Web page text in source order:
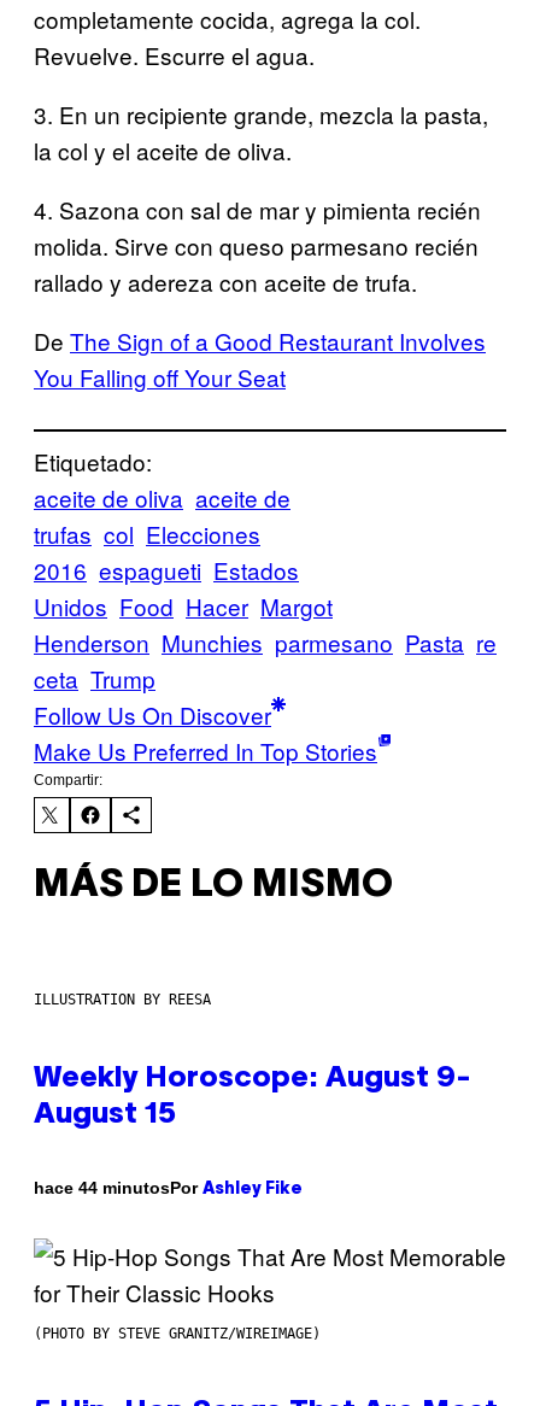
completamente cocida, agrega la col.
Revuelve. Escurre el agua.
3. En un recipiente grande, mezcla la pasta,
la col y el aceite de oliva.
4. Sazona con sal de mar y pimienta recién
molida. Sirve con queso parmesano recién
rallado y adereza con aceite de trufa.
De The Sign of a Good Restaurant Involves
You Falling off Your Seat
Etiquetado:
aceite de oliva aceite de
trufas col Elecciones
2016 espagueti Estados
Unidos Food Hacer Margot
Henderson Munchies parmesano Pasta re
ceta Trump
Follow Us On Discover
Make Us Preferred In Top Stories
Compartir:
MÁS DE LO MISMO
ILLUSTRATION BY REESA
Weekly Horoscope: August 9-
August 15
hace 44 minutosPor Ashley Fike
(PHOTO BY STEVE GRANITZ/WIREIMAGE)